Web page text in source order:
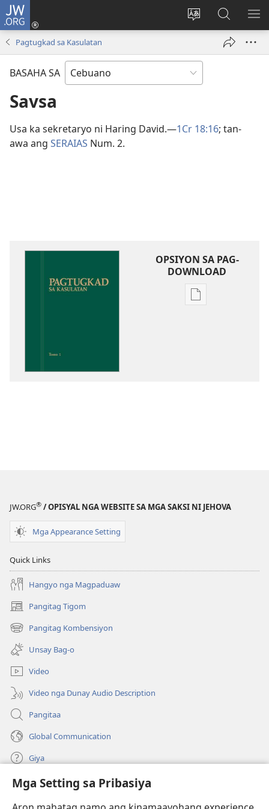
Mga Setting sa Pribasiya
JW.ORG
Ilisi
pinulongan
sa
site
Log
ug
Pangitaa
sa
JW.ORG
Pagtugkad sa Kasulatan
BASAHA SA
Savsa
Usa ka sekretaryo ni Haring David.​—1Cr 18:16; tan-
awa ang SERAIAS Num. 2.
OPSIYON SA PAG-
DOWNLOAD
Opsiyon
JW.ORG® / OPISYAL NGA WEBSITE SA MGA SAKSI NI JEHOVA
Mga Appearance Setting
Quick Links
Hangyo nga Magpaduaw
Pangitag Tigom
(mo-
open
ug
bag-
ong
window)
Pangitag Kombensiyon
(mo-
open
ug
bag-
ong
window)
Unsay Bag-o
Video
Video nga Dunay Audio Description
Pangitaa
Global Communication
Giya
Donasyon
(mo-
open